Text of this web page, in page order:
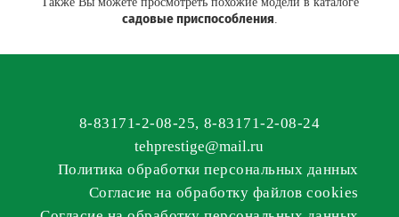
садовые приспособления.
8-83171-2-08-25, 8-83171-2-08-24
tehprestige@mail.ru
Политика обработки персональных данных
Согласие на обработку файлов cookies